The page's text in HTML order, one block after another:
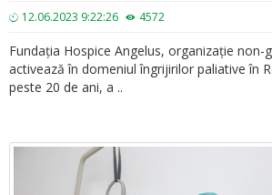
12.06.2023 9:22:26 4572
Fundația Hospice Angelus, organizație non-
activează în domeniul îngrijirilor paliative în
peste 20 de ani, a ..